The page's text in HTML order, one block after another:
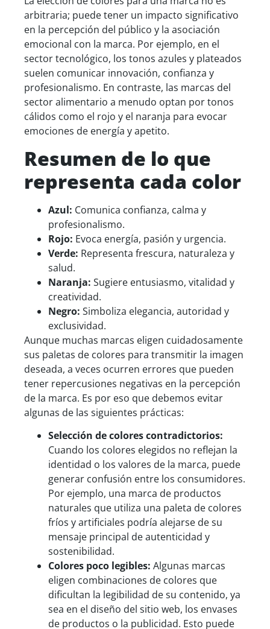
arbitraria; puede tener un impacto significativo
en la percepción del público y la asociación
emocional con la marca. Por ejemplo, en el
sector tecnológico, los tonos azules y plateados
suelen comunicar innovación, confianza y
profesionalismo. En contraste, las marcas del
sector alimentario a menudo optan por tonos
cálidos como el rojo y el naranja para evocar
emociones de energía y apetito.
Resumen de lo que
representa cada color
Azul: Comunica confianza, calma y
profesionalismo.
Rojo: Evoca energía, pasión y urgencia.
Verde: Representa frescura, naturaleza y
salud.
Naranja: Sugiere entusiasmo, vitalidad y
creatividad.
Negro: Simboliza elegancia, autoridad y
exclusividad.
Aunque muchas marcas eligen cuidadosamente
sus paletas de colores para transmitir la imagen
deseada, a veces ocurren errores que pueden
tener repercusiones negativas en la percepción
de la marca. Es por eso que debemos evitar
algunas de las siguientes prácticas:
Selección de colores contradictorios:
Cuando los colores elegidos no reflejan la
identidad o los valores de la marca, puede
generar confusión entre los consumidores.
Por ejemplo, una marca de productos
naturales que utiliza una paleta de colores
fríos y artificiales podría alejarse de su
mensaje principal de autenticidad y
sostenibilidad.
Colores poco legibles: Algunas marcas
eligen combinaciones de colores que
dificultan la legibilidad de su contenido, ya
sea en el diseño del sitio web, los envases
de productos o la publicidad. Esto puede